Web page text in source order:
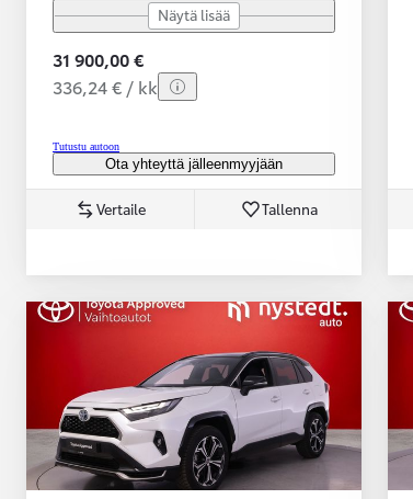
Näytä lisää
31 900,00 €
336,24 € / kk
Tutustu autoon
Ota yhteyttä jälleenmyyjään
Vertaile Tallenna